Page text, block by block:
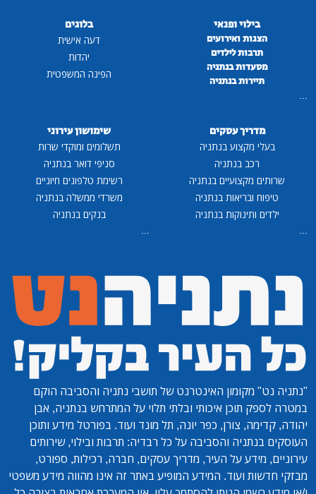
בילוי ופנאי
הצגות ואירועים
תרבות לילדים
מסעדות בנתניה
תיירות בנתניה
...
בלוגים
דעה אישית
יהדות
הפינה המשפטית
מדריך עסקים
בעלי מקצוע בנתניה
רכב בנתניה
שרותים מקצועיים בנתניה
טיפוח ובריאות בנתניה
ילדים ותינוקות בנתניה
...
שימושון עירוני
תשלומים ומוקדי שרות
סניפי דואר בנתניה
רשימת טלפונים חיוניים
משרדי ממשלה בנתניה
בנקים בנתניה
...
"נתניה נט" מקומון האינטרנט של תושבי נתניה והסביבה הוקם
במטרה לספק תוכן איכותי ובלתי תלוי על המתרחש בנתניה, אבן
יהודה, קדימה, צורן, כפר יונה, תל מונד ועוד. בפורטל מידע ותוכן
העוסקים בנתניה והסביבה על כל רבדיה: תרבות ובילוי, שירותים
עירוניים, מידע על העיר, מדריך עסקים, חברה, רכילות, ספורט,
מבזקי חדשות ועוד. המידע המופיע באתר זה אינו מהווה מידע משפטי